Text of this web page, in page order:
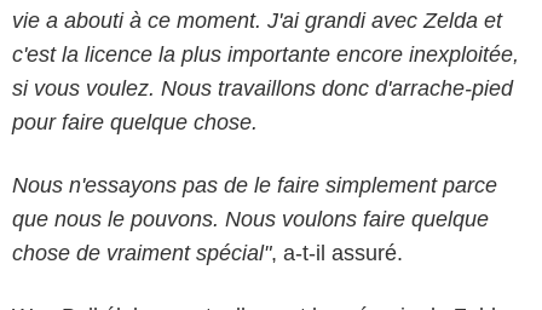
vie a abouti à ce moment. J'ai grandi avec Zelda et
c'est la licence la plus importante encore inexploitée,
si vous voulez. Nous travaillons donc d'arrache-pied
pour faire quelque chose.
Nous n'essayons pas de le faire simplement parce
que nous le pouvons. Nous voulons faire quelque
chose de vraiment spécial", a-t-il assuré.